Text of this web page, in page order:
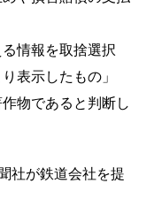
情報を取捨選択
表示したもの」
物であると判断し
社が鉄道会社を提